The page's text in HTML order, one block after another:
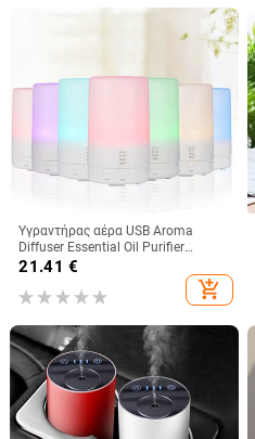
Υγραντήρας αέρα USB Aroma
Diffuser Essential Oil Purifier
Aromatherapy Electric Smell
Distributor For Home fragrance Car
Bedroom
21.41 €
add_shopping_cart